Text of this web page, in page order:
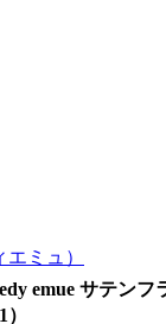
エミュ）
emue サテンフ